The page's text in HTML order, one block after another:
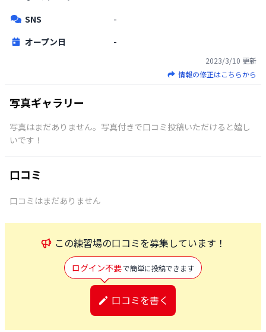
SNS
-
オープン日
-
2023/3/10 更新
情報の修正はこちらから
写真ギャラリー
写真はまだありません。写真付きで口コミ投稿いただけると嬉し
いです！
口コミ
口コミはまだありません
この練習場の口コミを募集しています！
ログイン不要で簡単に投稿できます
口コミを書く